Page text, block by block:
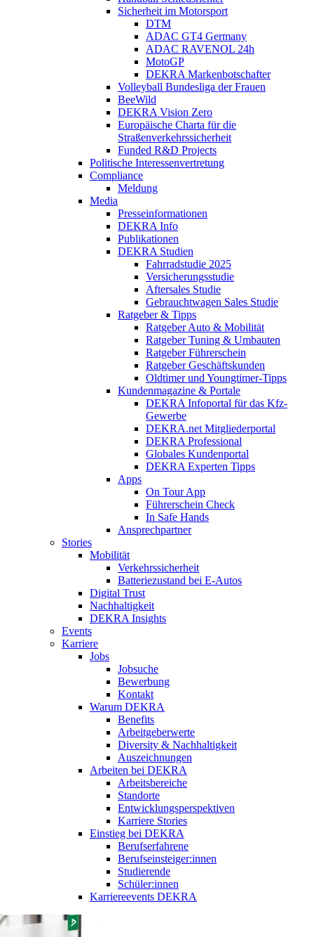
Sicherheit im Motorsport
DTM
ADAC GT4 Germany
ADAC RAVENOL 24h
MotoGP
DEKRA Markenbotschafter
Volleyball Bundesliga der Frauen
BeeWild
DEKRA Vision Zero
Europäische Charta für die
Straßenverkehrssicherheit
Funded R&D Projects
Politische Interessenvertretung
Compliance
Meldung
Media
Presseinformationen
DEKRA Info
Publikationen
DEKRA Studien
Fahrradstudie 2025
Versicherungsstudie
Aftersales Studie
Gebrauchtwagen Sales Studie
Ratgeber & Tipps
Ratgeber Auto & Mobilität
Ratgeber Tuning & Umbauten
Ratgeber Führerschein
Ratgeber Geschäftskunden
Oldtimer und Youngtimer-Tipps
Kundenmagazine & Portale
DEKRA Infoportal für das Kfz-
Gewerbe
DEKRA.net Mitgliederportal
DEKRA Professional
Globales Kundenportal
DEKRA Experten Tipps
Apps
On Tour App
Führerschein Check
In Safe Hands
Ansprechpartner
Stories
Mobilität
Verkehrssicherheit
Batteriezustand bei E-Autos
Digital Trust
Nachhaltigkeit
DEKRA Insights
Events
Karriere
Jobs
Jobsuche
Bewerbung
Kontakt
Warum DEKRA
Benefits
Arbeitgeberwerte
Diversity & Nachhaltigkeit
Auszeichnungen
Arbeiten bei DEKRA
Arbeitsbereiche
Standorte
Entwicklungsperspektiven
Karriere Stories
Einstieg bei DEKRA
Berufserfahrene
Berufseinsteiger:innen
Studierende
Schüler:innen
Karriereevents DEKRA